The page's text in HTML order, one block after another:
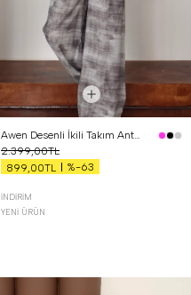
Awen Desenli İkili Takım Antrasit
2.399,00TL
899,00TL
%-63
İNDIRIM
YENI ÜRÜN